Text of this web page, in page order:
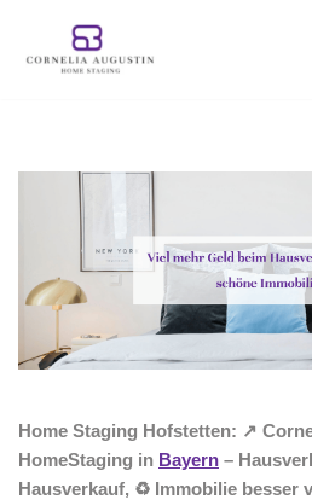
Zum
Home Staging Hofstetten: ↗️
HomeStaging in Bayern –
Hausverkauf, ♻ Immobilie besser